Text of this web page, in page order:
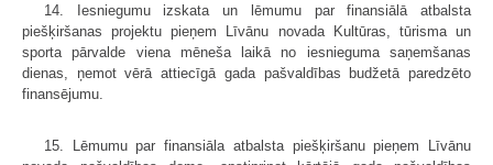
14. Iesniegumu izskata un lēmumu par finansiālā atbalsta
piešķiršanas projektu pieņem Līvānu novada Kultūras, tūrisma un
sporta pārvalde viena mēneša laikā no iesnieguma saņemšanas
dienas, ņemot vērā attiecīgā gada pašvaldības budžetā paredzēto
finansējumu.
15. Lēmumu par finansiāla atbalsta piešķiršanu pieņem Līvānu